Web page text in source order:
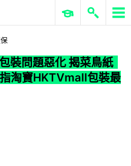
ERP 與商業 AI
裝問題惡化 揭菜鳥紙
淘寶HKTVmall包裝最